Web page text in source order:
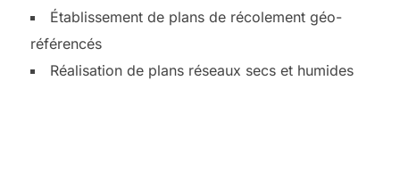
Établissement de plans de récolement géo-
référencés
Réalisation de plans réseaux secs et humides